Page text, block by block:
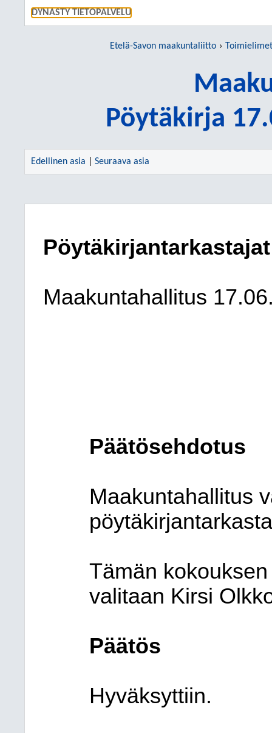
DYNASTY TIETOPALVELU
Etelä-Savon maakuntaliitto Toimielimet
Pöytäkirja
Edellinen asia Seuraava asia
Pöytäkirjantarkastajat
Maakuntahallitus
Päätösehdotus
Maakuntahallitus
Tämän
valitaan Kirsi
Päätös
Hyväksyttiin.